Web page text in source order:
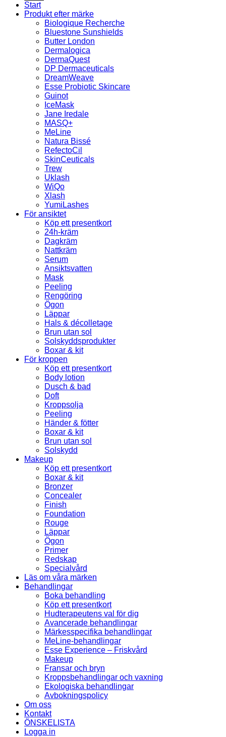
Start
Produkt efter märke
Biologique Recherche
Bluestone Sunshields
Butter London
Dermalogica
DermaQuest
DP Dermaceuticals
DreamWeave
Esse Probiotic Skincare
Guinot
IceMask
Jane Iredale
MASQ+
MeLine
Natura Bissé
RefectoCil
SkinCeuticals
Trew
Uklash
WiQo
Xlash
YumiLashes
För ansiktet
Köp ett presentkort
24h-kräm
Dagkräm
Nattkräm
Serum
Ansiktsvatten
Mask
Peeling
Rengöring
Ögon
Läppar
Hals & décolletage
Brun utan sol
Solskyddsprodukter
Boxar & kit
För kroppen
Köp ett presentkort
Body lotion
Dusch & bad
Doft
Kroppsolja
Peeling
Händer & fötter
Boxar & kit
Brun utan sol
Solskydd
Makeup
Köp ett presentkort
Boxar & kit
Bronzer
Concealer
Finish
Foundation
Rouge
Läppar
Ögon
Primer
Redskap
Specialvård
Läs om våra märken
Behandlingar
Boka behandling
Köp ett presentkort
Hudterapeutens val för dig
Avancerade behandlingar
Märkesspecifika behandlingar
MeLine-behandlingar
Esse Experience – Friskvård
Makeup
Fransar och bryn
Kroppsbehandlingar och vaxning
Ekologiska behandlingar
Avbokningspolicy
Om oss
Kontakt
ÖNSKELISTA
Logga in